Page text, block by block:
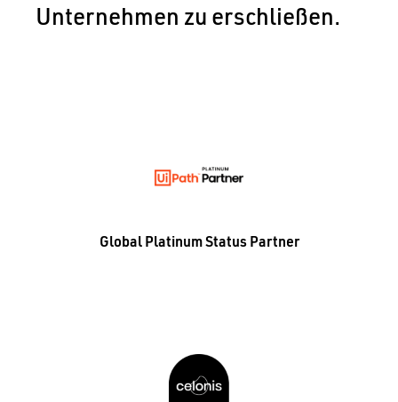
Unternehmen zu erschließen.
Global Platinum Status Partner